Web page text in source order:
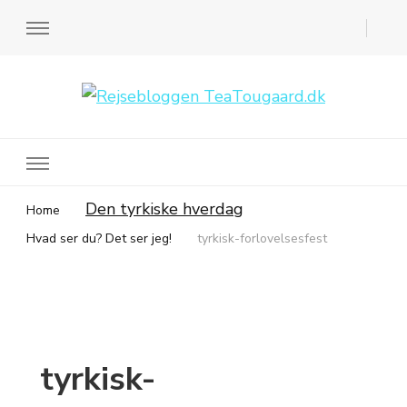
Home Den tyrkiske hverdag
Hvad ser du? Det ser jeg! tyrkisk-forlovelsesfest
tyrkisk-